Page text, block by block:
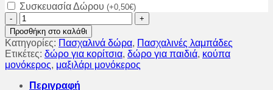
Συσκευασία Δώρου (+0,50€)
Σετ
μαξιλάρι
και
κούπα
Μονόκερος
με
όνομα!
Προσθήκη στο καλάθι
Κατηγορίες: Πασχαλινά δώρα, Πασχαλινές λαμπάδες
Ετικέτες: δώρο για κορίτσια, δώρο για παιδιά, κούπα
μονόκερος, μαξιλάρι μονόκερος
Περιγραφή